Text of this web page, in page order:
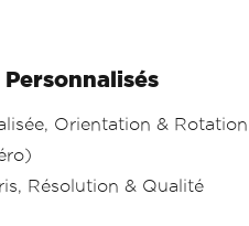
Orientation & Rotation
Résolution & Qualité